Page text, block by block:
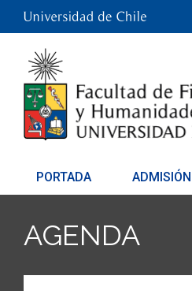
PORTADA ADMISIÓN
AGENDA